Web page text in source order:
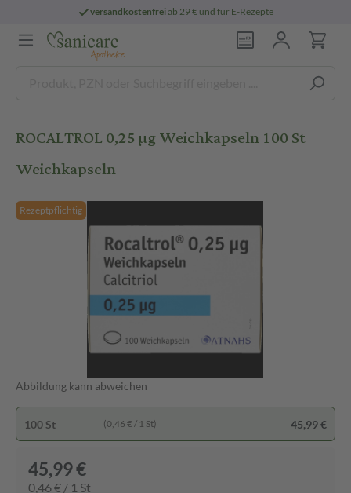
versandkostenfreiab 29 € und für E-Rezepte
ROCALTROL 0,25 µg Weichkapseln 100 St
Weichkapseln
Rezeptpflichtig
Abbildung kann abweichen
100 St (0,46 € / 1 St) 45,99 €
45,99 €
0,46 € / 1 St